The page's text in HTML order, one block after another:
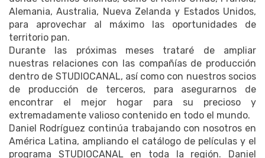
Alemania, Australia, Nueva Zelanda y Estados Unidos,
para aprovechar al máximo las oportunidades de
territorio pan.
Durante las próximas meses trataré de ampliar
nuestras relaciones con las compañías de producción
dentro de STUDIOCANAL, así como con nuestros socios
de producción de terceros, para asegurarnos de
encontrar el mejor hogar para su precioso y
extremadamente valioso contenido en todo el mundo.
Daniel Rodríguez continúa trabajando con nosotros en
América Latina, ampliando el catálogo de películas y el
programa STUDIOCANAL en toda la región. Daniel